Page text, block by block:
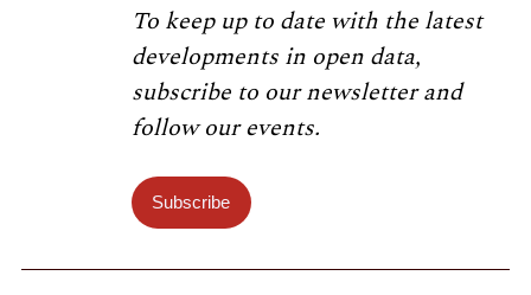
To keep up to date with the latest
developments in open data,
subscribe to our newsletter and
follow our events.
Subscribe